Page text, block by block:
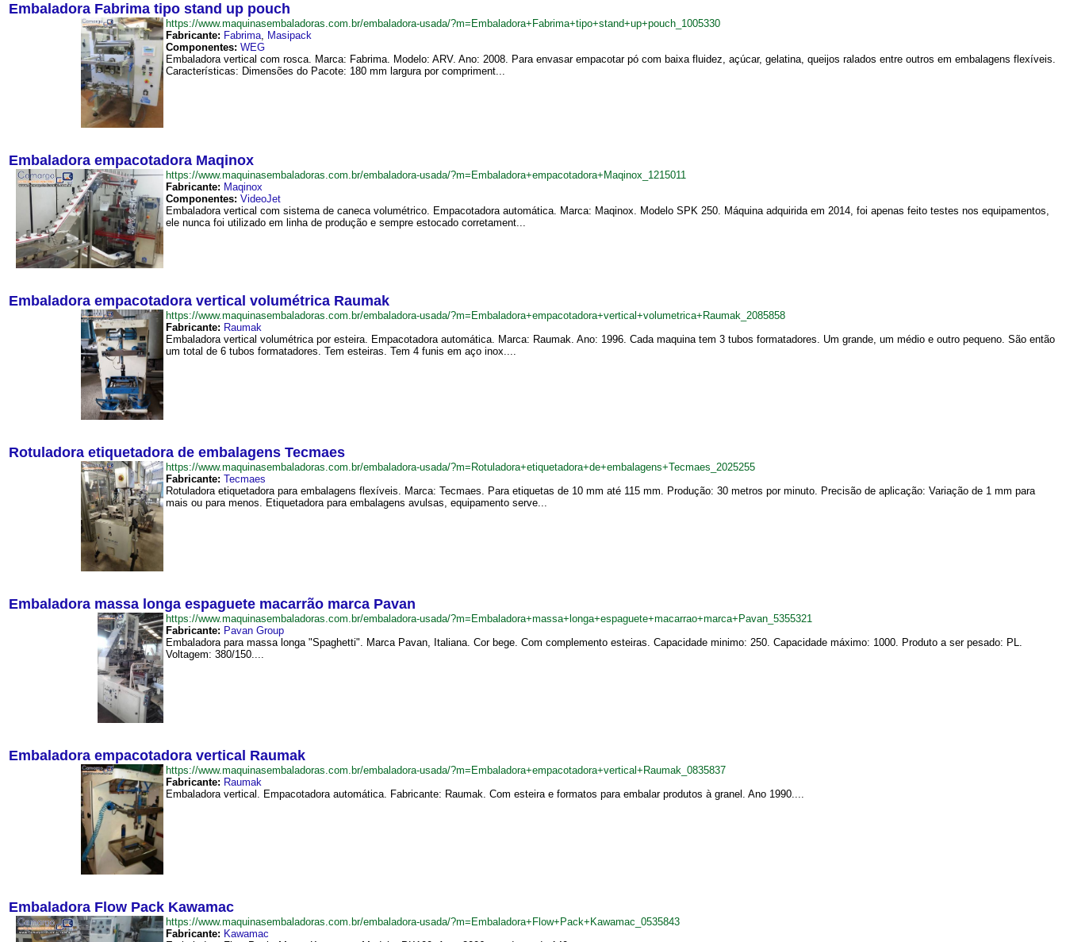
Embaladora Fabrima tipo stand up pouch
https://www.maquinasembaladoras.com.br/embaladora-usada/?m=Embaladora+Fabrima+tipo+stand+up+pouch_1005330
Fabricante: Fabrima, Masipack
Componentes: WEG
Embaladora vertical com rosca. Marca: Fabrima. Modelo: ARV. Ano: 2008. Para envasar empacotar pó com baixa fluidez, açúcar, gelatina, queijos ralados entre outros em embalagens flexíveis.
Características: Dimensões do Pacote: 180 mm largura por compriment...
Embaladora empacotadora Maqinox
https://www.maquinasembaladoras.com.br/embaladora-usada/?m=Embaladora+empacotadora+Maqinox_1215011
Fabricante: Maqinox
Componentes: VideoJet
Embaladora vertical com sistema de caneca volumétrico. Empacotadora automática. Marca: Maqinox. Modelo SPK 250. Máquina adquirida em 2014, foi apenas feito testes nos equipamentos,
ele nunca foi utilizado em linha de produção e sempre estocado corretament...
Embaladora empacotadora vertical volumétrica Raumak
https://www.maquinasembaladoras.com.br/embaladora-usada/?m=Embaladora+empacotadora+vertical+volumetrica+Raumak_2085858
Fabricante: Raumak
Embaladora vertical volumétrica por esteira. Empacotadora automática. Marca: Raumak. Ano: 1996. Cada maquina tem 3 tubos formatadores. Um grande, um médio e outro pequeno. São então
um total de 6 tubos formatadores. Tem esteiras. Tem 4 funis em aço inox....
Rotuladora etiquetadora de embalagens Tecmaes
https://www.maquinasembaladoras.com.br/embaladora-usada/?m=Rotuladora+etiquetadora+de+embalagens+Tecmaes_2025255
Fabricante: Tecmaes
Rotuladora etiquetadora para embalagens flexíveis. Marca: Tecmaes. Para etiquetas de 10 mm até 115 mm. Produção: 30 metros por minuto. Precisão de aplicação: Variação de 1 mm para
mais ou para menos. Etiquetadora para embalagens avulsas, equipamento serve...
Embaladora massa longa espaguete macarrão marca Pavan
https://www.maquinasembaladoras.com.br/embaladora-usada/?m=Embaladora+massa+longa+espaguete+macarrao+marca+Pavan_5355321
Fabricante: Pavan Group
Embaladora para massa longa "Spaghetti". Marca Pavan, Italiana. Cor bege. Com complemento esteiras. Capacidade minimo: 250. Capacidade máximo: 1000. Produto a ser pesado: PL.
Voltagem: 380/150....
Embaladora empacotadora vertical Raumak
https://www.maquinasembaladoras.com.br/embaladora-usada/?m=Embaladora+empacotadora+vertical+Raumak_0835837
Fabricante: Raumak
Embaladora vertical. Empacotadora automática. Fabricante: Raumak. Com esteira e formatos para embalar produtos à granel. Ano 1990....
Embaladora Flow Pack Kawamac
https://www.maquinasembaladoras.com.br/embaladora-usada/?m=Embaladora+Flow+Pack+Kawamac_0535843
Fabricante: Kawamac